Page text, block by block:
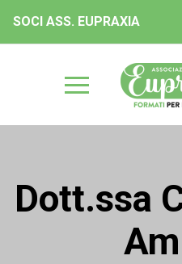
SOCI ASS. EUPRAXIA
Dott.ssa